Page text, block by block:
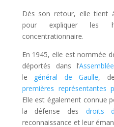
Dès son retour, elle tient
pour expliquer les
concentrationnaire.
En 1945, elle est nommée
déportés dans l’
le général de Gaulle,
premières représentantes
Elle est également connue
la défense des droits
reconnaissance et leur